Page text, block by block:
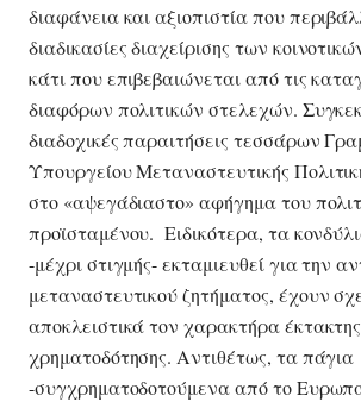
διαφάνεια και αξιοπιστία που
διαδικασίες διαχείρισης των
κάτι που επιβεβαιώνεται από τις
διαφόρων πολιτικών στελεχών.
διαδοχικές παραιτήσεις τεσσάρων
Υπουργείου Μεταναστευτικής
στο «αψεγάδιαστο» αφήγημα του
προϊσταμένου. Ειδικότερα, τα
-μέχρι στιγμής- εκταμιευθεί για την
μεταναστευτικού ζητήματος, έχουν
αποκλειστικά τον χαρακτήρα έκτακτης
χρηματοδότησης. Αντιθέτως, τα πάγια
-συγχρηματοδοτούμενα από το